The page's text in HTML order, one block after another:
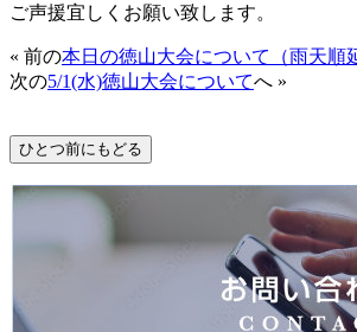
ご声援宜しくお願い致します。
« 前の本日の徳山大会について（雨天順
次の5/1(水)徳山大会についてへ »